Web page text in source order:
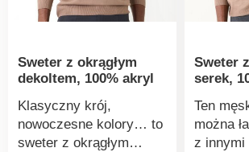
Sweter z okrągłym
dekoltem, 100% akryl
Klasyczny krój,
nowoczesne kolory… to
sweter z okrągłym
Sweter
serek,
Ten
można
z innymi